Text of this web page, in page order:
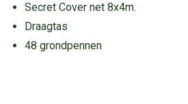
Secret Cover net 8x4m.
Draagtas
48 grondpennen